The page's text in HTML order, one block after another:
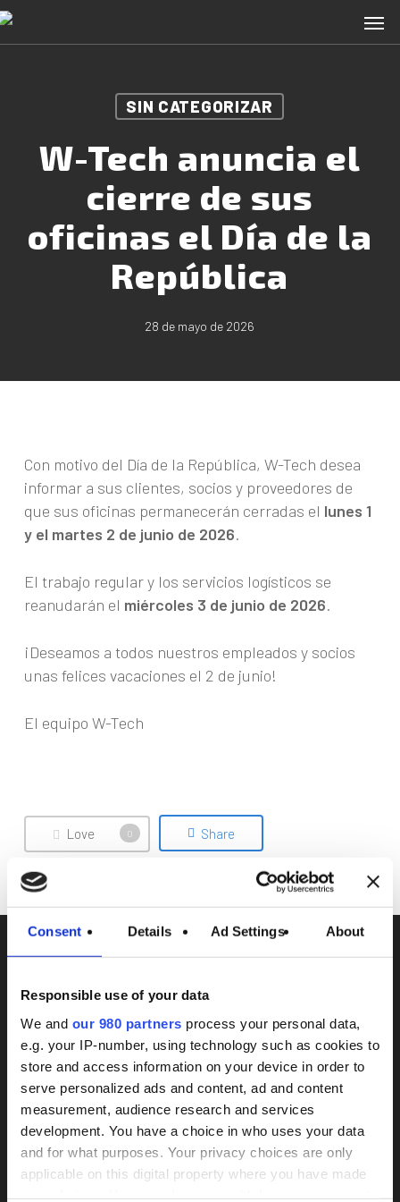
Consent Details Ad Settings About
Responsible use of your data
We and our 980 partners process your personal data,
e.g. your IP-number, using technology such as cookies to
store and access information on your device in order to
serve personalized ads and content, ad and content
measurement, audience research and services
development. You have a choice in who uses your data
and for what purposes. Your privacy choices are only
applicable on this digital property where you have made
Skip
Menu
SIN CATEGORIZAR
W-Tech anuncia el
cierre de sus
oficinas el Día de la
República
28 de mayo de 2026
Con motivo del Día de la República, W-Tech desea
informar a sus clientes, socios y proveedores de
que sus oficinas permanecerán cerradas el lunes 1
y el martes 2 de junio de 2026.
El trabajo regular y los servicios logísticos se
reanudarán el miércoles 3 de junio de 2026.
¡Deseamos a todos nuestros empleados y socios
unas felices vacaciones el 2 de junio!
El equipo W-Tech
Love 0 Share
Previous Post
Corrosión y entornos
salinos: el enemigo
invisible de los
implantes